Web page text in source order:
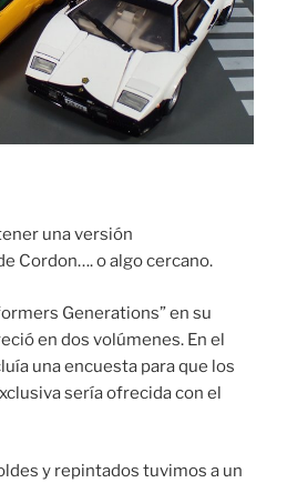
una versión
Cordon…. o algo cercano.
Generations” en su
en dos volúmenes. En el
una encuesta para que los
sería ofrecida con el
y repintados tuvimos a un